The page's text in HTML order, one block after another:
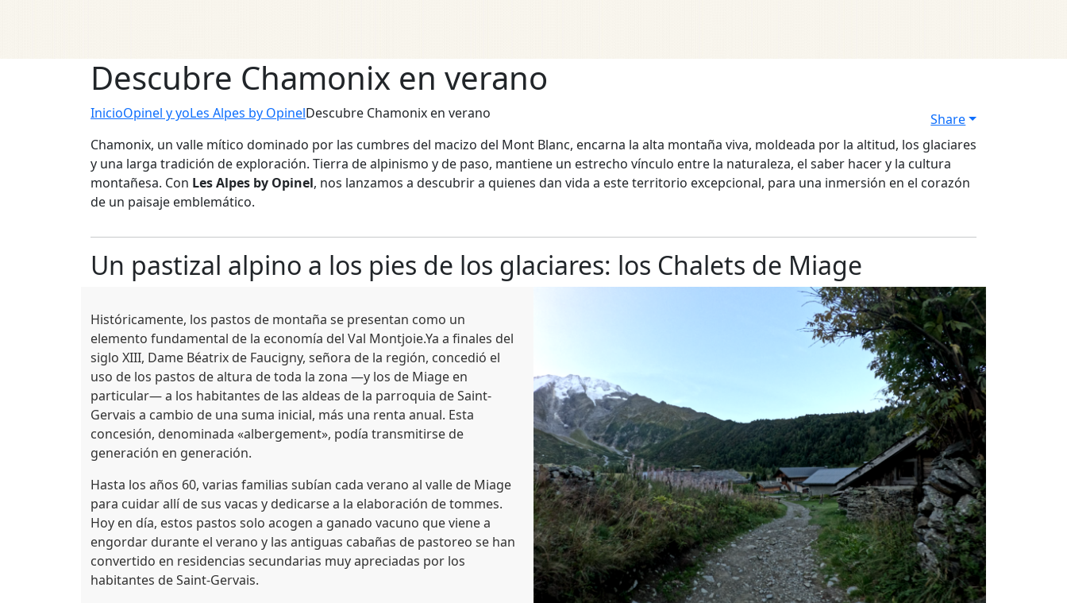
Descubre Chamonix en verano
InicioOpinel y yoLes Alpes by OpinelDescubre Chamonix en verano
Share
Chamonix, un valle mítico dominado por las cumbres del macizo del Mont Blanc, encarna la alta montaña viva, moldeada por la altitud, los glaciares
y una larga tradición de exploración. Tierra de alpinismo y de paso, mantiene un estrecho vínculo entre la naturaleza, el saber hacer y la cultura
montañesa. Con Les Alpes by Opinel, nos lanzamos a descubrir a quienes dan vida a este territorio excepcional, para una inmersión en el corazón
de un paisaje emblemático.
Un pastizal alpino a los pies de los glaciares: los Chalets de Miage
Históricamente, los pastos de montaña se presentan como un
elemento fundamental de la economía del Val Montjoie.Ya a finales del
siglo XIII, Dame Béatrix de Faucigny, señora de la región, concedió el
uso de los pastos de altura de toda la zona —y los de Miage en
particular— a los habitantes de las aldeas de la parroquia de Saint-
Gervais a cambio de una suma inicial, más una renta anual. Esta
concesión, denominada «albergement», podía transmitirse de
generación en generación.
Hasta los años 60, varias familias subían cada verano al valle de Miage
para cuidar allí de sus vacas y dedicarse a la elaboración de tommes.
Hoy en día, estos pastos solo acogen a ganado vacuno que viene a
engordar durante el verano y las antiguas cabañas de pastoreo se han
convertido en residencias secundarias muy apreciadas por los
habitantes de Saint-Gervais.